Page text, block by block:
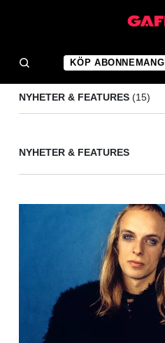
KÖP ABONNEMANG
NYHETER & FEATURES (15)
NYHETER & FEATURES